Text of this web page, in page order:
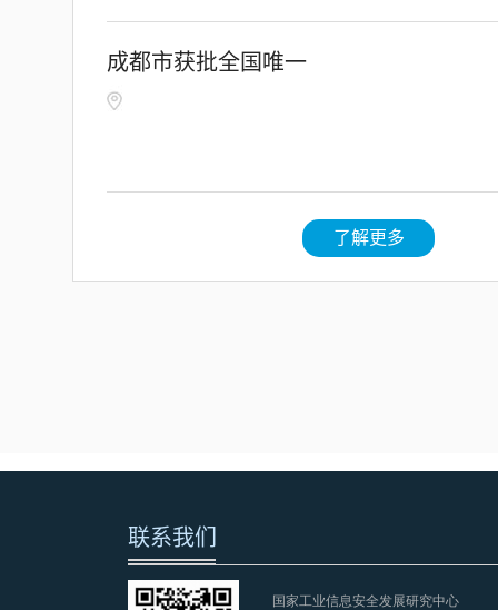
成都市获批全国唯一
放宽专利代理准入条
了解更多
联系我们
国家工业信息安全发展研究中心